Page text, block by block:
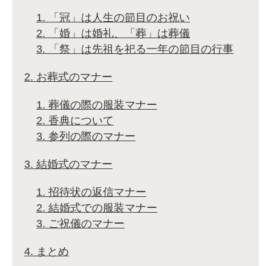
1. 「冠」は人生の節目のお祝い
2. 「婚」は婚礼、「葬」は葬儀
3. 「祭」は先祖を祀る一年の節目の行事
2. お葬式のマナー
1. 葬儀の際の服装マナー
2. 香典について
3. 参列の際のマナー
3. 結婚式のマナー
1. 招待状の返信マナー
2. 結婚式での服装マナー
3. ご祝儀のマナー
4. まとめ